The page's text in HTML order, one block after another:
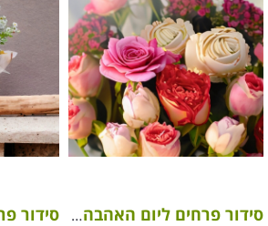
סידור פרחים ליום האהבה לבחירת השוזרת